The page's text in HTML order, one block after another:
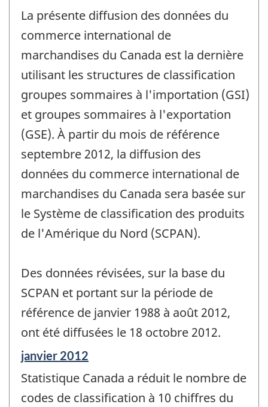
référence
de
-
La présente diffusion des données du
commerce international de
marchandises du Canada est la dernière
utilisant les structures de classification
groupes sommaires à l'importation (GSI)
et groupes sommaires à l'exportation
(GSE). À partir du mois de référence
septembre 2012, la diffusion des
données du commerce international de
marchandises du Canada sera basée sur
le Système de classification des produits
de l'Amérique du Nord (SCPAN).
Des données révisées, sur la base du
SCPAN et portant sur la période de
référence de janvier 1988 à août 2012,
ont été diffusées le 18 octobre 2012.
Période
référence
de
janvier 2012
Statistique Canada a réduit le nombre de
codes de classification à 10 chiffres du